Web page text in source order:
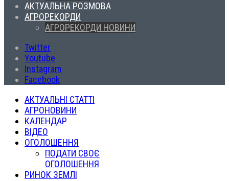
АКТУАЛЬНА РОЗМОВА
АГРОРЕКОРДИ
АГРОРЕКОРДИ НОВИНИ
Twitter
Youtube
Instagram
Facebook
АКТУАЛЬНІ СТАТТІ
АГРОНОВИНИ
КАЛЕНДАР
ВІДЕО
ОГОЛОШЕННЯ
ПОДАТИ СВОЄ
ОГОЛОШЕННЯ
РИНОК ЗЕМЛІ